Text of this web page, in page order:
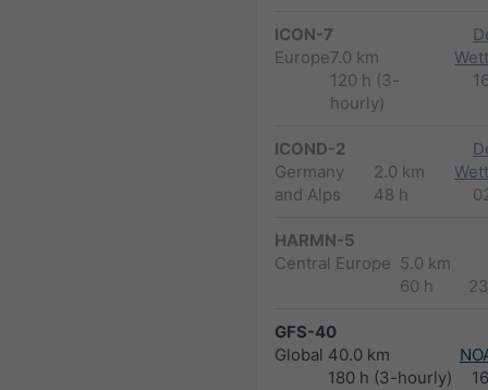
ICON-7
Europe7.0 km
120 h (3-
hourly)
ICOND-2
Germany
and Alps
2.0 km
48 h
HARMN-5
Central Europe 5.0 km
60 h
GFS-40
Global 40.0 km
180 h (3-hourly)